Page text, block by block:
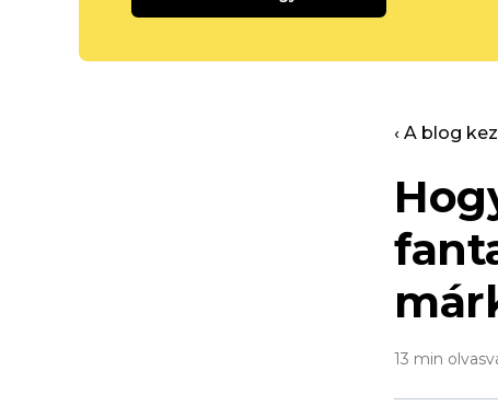
‹ A blog
13 min